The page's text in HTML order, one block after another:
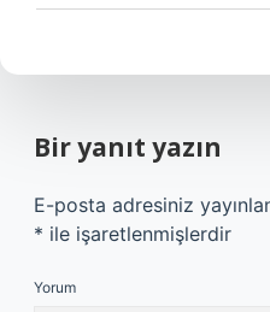
Bir yanıt yazın
E-posta adresiniz
* ile işaretlenmişlerdir
Yorum